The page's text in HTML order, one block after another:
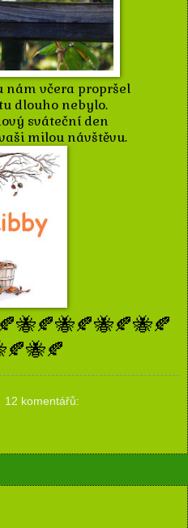
nám včera propršel
dlouho nebylo.
sváteční den
milou návštěvu.
12 komentářů: